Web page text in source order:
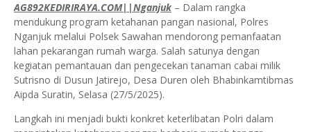
AG892KEDIRIRAYA.COM||Nganjuk– Dalam rangka
mendukung program ketahanan pangan nasional, Polres
Nganjuk melalui Polsek Sawahan mendorong pemanfaatan
lahan pekarangan rumah warga. Salah satunya dengan
kegiatan pemantauan dan pengecekan tanaman cabai milik
Sutrisno di Dusun Jatirejo, Desa Duren oleh Bhabinkamtibmas
Aipda Suratin, Selasa (27/5/2025).
Langkah ini menjadi bukti konkret keterlibatan Polri dalam